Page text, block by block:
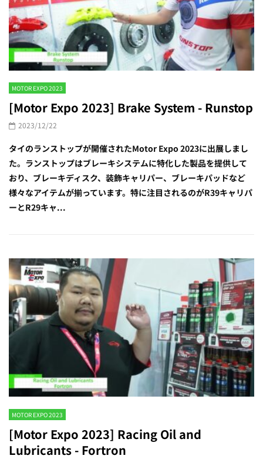
MOTOR EXPO 2023
[Motor Expo 2023] Brake System - Runstop
2023/12/22
タイのランストップが開催されたMotor Expo 2023に出展しまし
た。ランストップはブレーキシステムに特化した製品を提供して
おり、ブレーキディスク、装飾キャリパー、ブレーキパッドなど
様々なアイテムが揃っています。特に注目されるのがR39キャリパ
ーとR29キャ...
MOTOR EXPO 2023
[Motor Expo 2023] Racing Oil and
Lubricants - Fortron